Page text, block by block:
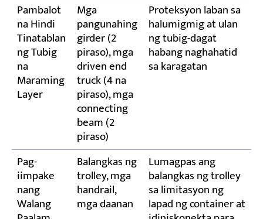
Pambalot
na Hindi
Tinatablan
ng Tubig
na
Maraming
Layer
Mga
pangunahing
girder (2
piraso), mga
driven end
truck (4 na
piraso), mga
connecting
beam (2
piraso)
Proteksyon laban sa
halumigmig at ulan
ng tubig-dagat
habang naghahatid
sa karagatan
Pag-
iimpake
nang
Walang
Balangkas ng
trolley, mga
handrail,
mga daanan
Lumagpas ang
balangkas ng trolley
sa limitasyon ng
lapad ng container at